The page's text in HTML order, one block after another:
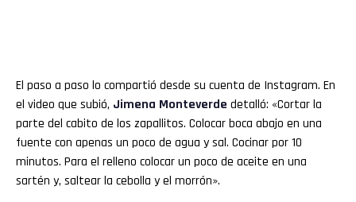
El paso a paso lo compartió desde su cuenta de Instagram. En
el video que subió, Jimena Monteverde detalló: «Cortar la
parte del cabito de los zapallitos. Colocar boca abajo en una
fuente con apenas un poco de agua y sal. Cocinar por 10
minutos. Para el relleno colocar un poco de aceite en una
sartén y, saltear la cebolla y el morrón».